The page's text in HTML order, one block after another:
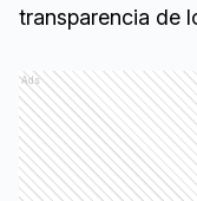
transparencia de
Ads